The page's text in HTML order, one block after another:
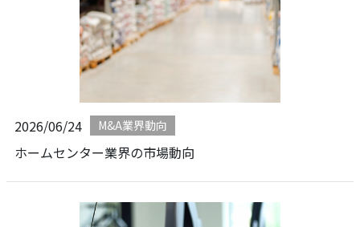
2026/06/24 M&A業界動向
ホームセンター業界の市場動向